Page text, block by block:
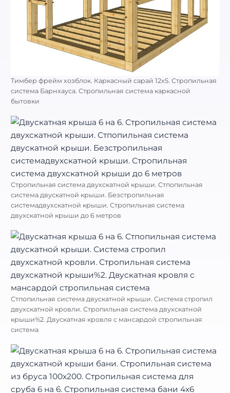
Тимбер фрейм хозблок. Каркасный сарай 12х5. Стропильная
система Барнхауса. Стропильная система каркасной
бытовки
Стропильная система двухскатной крыши. Стпопильная
система двускатной крыши. Безстропильная
системадвухскатной крыши. Стропильная система
двухскатной крыши до 6 метров
Стпопильная система двускатной крыши. Система стропил
двухскатной кровли. Стропильная система двухскатной
крыши%2. Двускатная кровля с мансардой стропильная
система